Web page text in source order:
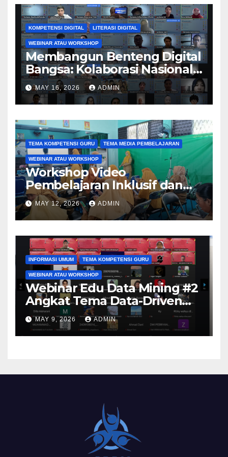
Branding melalui PkM 2026
KOMPETENSI DIGITAL LITERASI DIGITAL
WEBINAR ATAU WORKSHOP
Membangun Benteng Digital
Bangsa: Kolaborasi Nasional
Perguruan Tinggi
Tingkatkan Literasi dan
Keamanan Siber Generasi
Muda melalui Kegiatan PkM
MAY 16, 2026 ADMIN
TEMA KOMPETENSI GURU TEMA MEDIA PEMBELAJARAN
WEBINAR ATAU WORKSHOP
Workshop Video
Pembelajaran Inklusif dan
Aksesibel Angkat
Pengembangan Media
Adaptif Berbasis Canva di
SKH Negeri 01 Kabupaten
Tangerang
MAY 12, 2026 ADMIN
INFORMASI UMUM TEMA KOMPETENSI GURU
WEBINAR ATAU WORKSHOP
Webinar Edu Data Mining #2
Angkat Tema Data-Driven
Learning Analytics
MAY 9, 2026 ADMIN